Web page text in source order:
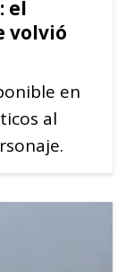
el
volvió
en
al